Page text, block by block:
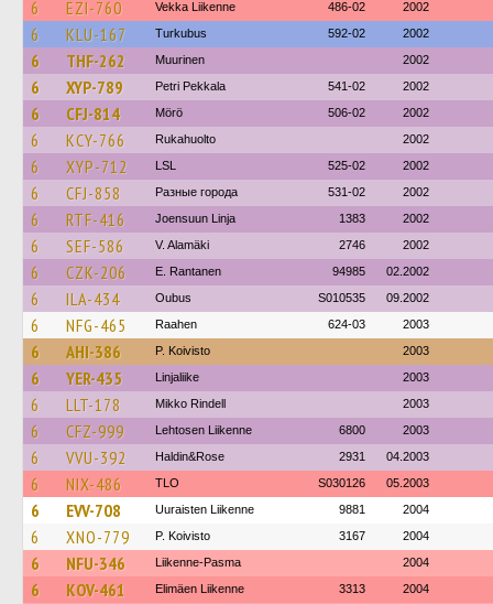
6 EZI-760 Vekka Liikenne 486-02 2002
6 KLU-167 Turkubus 592-02 2002
6 THF-262 Muurinen 2002
6 XYP-789 Petri Pekkala 541-02 2002
6 CFJ-814 Mörö 506-02 2002
6 KCY-766 Rukahuolto 2002
6 XYP-712 LSL 525-02 2002
6 CFJ-858 Разные города 531-02 2002
6 RTF-416 Joensuun Linja 1383 2002
6 SEF-586 V. Alamäki 2746 2002
6 CZK-206 E. Rantanen 94985 02.2002
6 ILA-434 Oubus S010535 09.2002
6 NFG-465 Raahen 624-03 2003
6 AHI-386 P. Koivisto 2003
6 YER-435 Linjaliike 2003
6 LLT-178 Mikko Rindell 2003
6 CFZ-999 Lehtosen Liikenne 6800 2003
6 VVU-392 Haldin&Rose 2931 04.2003
6 NIX-486 TLO S030126 05.2003
6 EVV-708 Uuraisten Liikenne 9881 2004
6 XNO-779 P. Koivisto 3167 2004
6 NFU-346 Liikenne-Pasma 2004
6 KOV-461 Elimäen Liikenne 3313 2004